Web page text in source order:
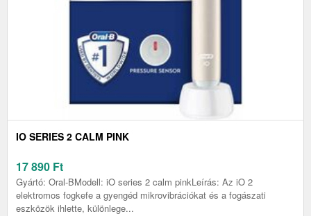
IO SERIES 2 CALM PINK
17 890 Ft
Gyártó: Oral-BModell: iO series 2 calm pinkLeírás: Az iO 2
elektromos fogkefe a gyengéd mikrovibrációkat és a fogászati
eszközök ihlette, különlege...